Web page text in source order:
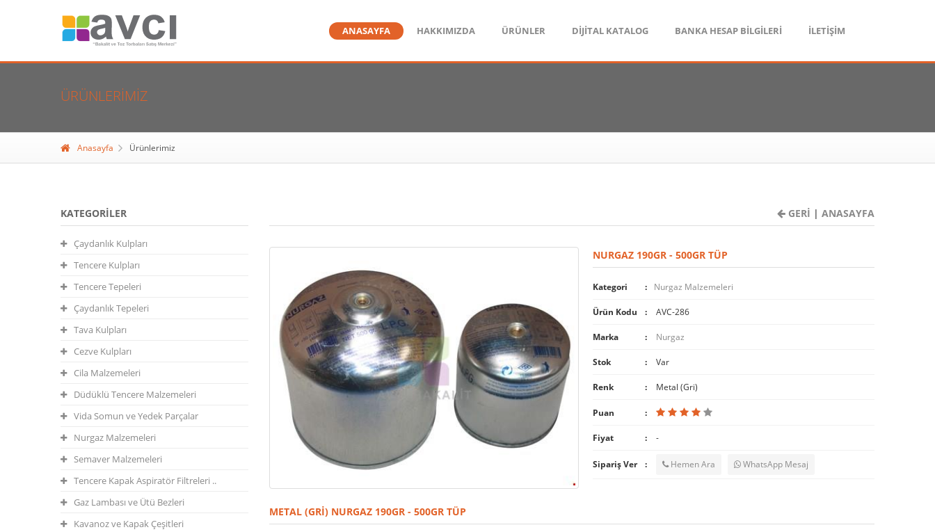
ANASAYFA HAKKIMIZDA ÜRÜNLER DİJİTAL KATALOG BANKA HESAP BİLGİLERİ İLETİŞİM
ÜRÜNLERIMIZ
Anasayfa Ürünlerimiz
KATEGORILER
Çaydanlık Kulpları
Tencere Kulpları
Tencere Tepeleri
Çaydanlık Tepeleri
Tava Kulpları
Cezve Kulpları
Cila Malzemeleri
Düdüklü Tencere Malzemeleri
Vida Somun ve Yedek Parçalar
Nurgaz Malzemeleri
Semaver Malzemeleri
Tencere Kapak Aspiratör Filtreleri ..
Gaz Lambası ve Ütü Bezleri
Kavanoz ve Kapak Çeşitleri
GERİ | ANASAYFA
NURGAZ 190GR - 500GR TÜP
Kategori Nurgaz Malzemeleri
Ürün Kodu AVC-286
Marka Nurgaz
Stok Var
Renk Metal (Gri)
Puan
Fiyat -
Sipariş Ver Hemen Ara WhatsApp Mesaj
METAL (GRI) NURGAZ 190GR - 500GR TÜP